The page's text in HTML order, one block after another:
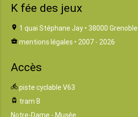
K fée des jeux
location_on 1 quai Stéphane Jay • 38000 Grenoble
business_center mentions légales • 2007 - 2026
Accès
directions_bike piste cyclable V63
tram tram B
Notre-Dame - Musée